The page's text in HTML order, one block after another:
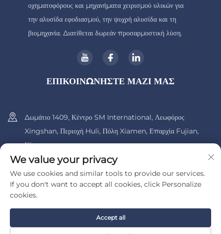
οχηματοφόρους και μηχανήματα χειρισμού υλικών για
την αλυσίδα εφοδιασμού, την ψυχρή αλυσίδα και τη
βιομηχανία. Διατίθεται δωρεάν προσαρμοστική λύση.
ΕΠΙΚΟΙΝΩΝΗΣΤΕ ΜΑΖΙ ΜΑΣ
Δωμάτιο 1409, Κέντρο SM International, Λεωφόρος
Xingshan, Περιοχή Huli, Πόλη Xiamen, Επαρχία Fujian,
Κίνα.
+86-13600956803
[email protected]
Πνευματικά δικαιώματα © 2025 από την UIB (Xiamen) Bearing Co.,
Ltd. Πολιτική Απορρήτου
We value your privacy
We use cookies and similar tools to provide our services.
If you don't want to accept all cookies, click Personalize
cookies.
Accept all